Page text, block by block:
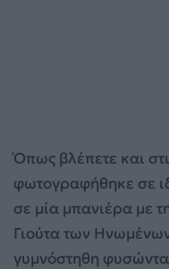
Όπως βλέπετε και
φωτογραφήθηκε σε
σε μία μπανιέρα με
Γιούτα των
γυμνόστηθη